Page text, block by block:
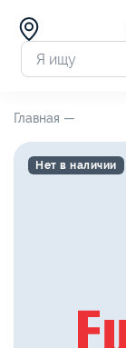
Главная —
Нет в наличии